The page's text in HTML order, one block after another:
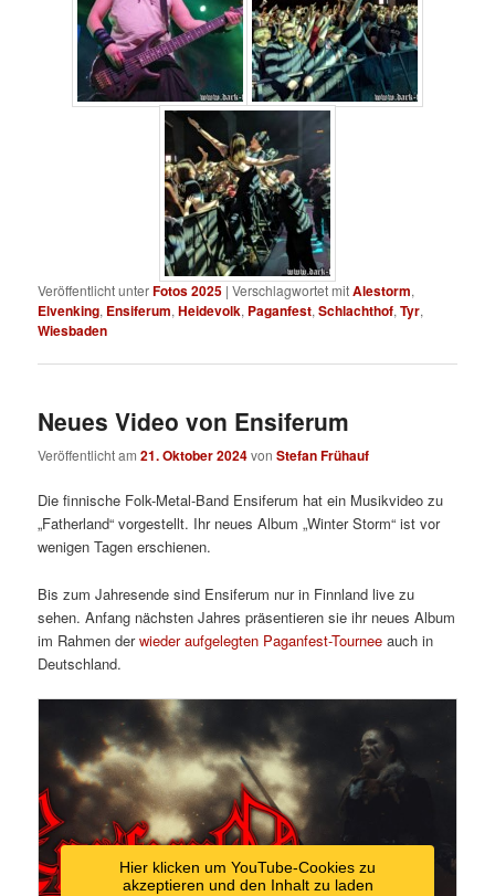
Veröffentlicht unterFotos 2025 |Verschlagwortet mitAlestorm,
Elvenking, Ensiferum,Heidevolk, Paganfest,Schlachthof,Tyr,
Wiesbaden
Neues Video von Ensiferum
Veröffentlicht am21. Oktober 2024vonStefan Frühauf
Die finnische Folk-Metal-Band Ensiferum hat ein Musikvideo zu
„Fatherland“ vorgestellt. Ihr neues Album „Winter Storm“ ist vor
wenigen Tagen erschienen.
Bis zum Jahresende sind Ensiferum nur in Finnland live zu
sehen. Anfang nächsten Jahres präsentieren sie ihr neues Album
im Rahmen derwieder aufgelegten Paganfest-Tournee auch in
Deutschland.
Hier klicken um YouTube-Cookies zu
akzeptieren und den Inhalt zu laden